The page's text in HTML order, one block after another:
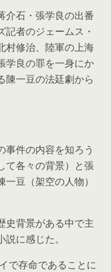
介石・張学良の出番
者のジェームス・
村修治、陸軍の上海
学良の罪を一身にか
陳一豆の法廷劇から
件の内容を知ろう
て各々の背景）と張
豆（架空の人物）
史背景がある中で主
に感じた。
で存命であることに